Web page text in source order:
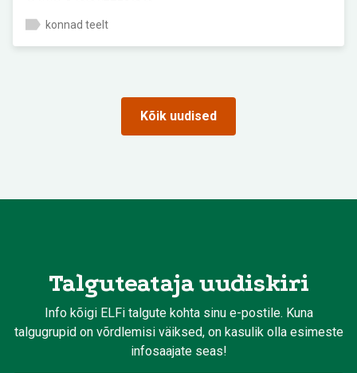
konnad teelt
Kõik uudised
Talguteataja uudiskiri
Info kõigi ELFi talgute kohta sinu e-postile. Kuna
talgugrupid on võrdlemisi väiksed, on kasulik olla esimeste
infosaajate seas!